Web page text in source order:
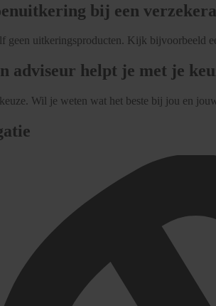
bij een
geen uitkeringsproducten. Kijk bijvoorbeeld
adviseur helpt je met je
Wil je weten wat het beste bij jou en